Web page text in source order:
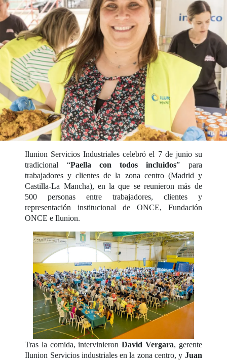
Ilunion Servicios Industriales celebró el 7 de junio su
tradicional “Paella con todos incluidos” para
trabajadores y clientes de la zona centro (Madrid y
Castilla-La Mancha), en la que se reunieron más de
500 personas entre trabajadores, clientes y
representación institucional de ONCE, Fundación
ONCE e Ilunion.
Tras la comida, intervinieronDavid Vergara, gerente
Ilunion Servicios industriales en la zona centro, y Juan